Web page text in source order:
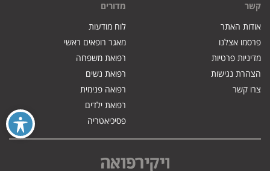
קשר
אודות האתר
פרסמו אצלנו
מדיניות פרטיות
הצהרת נגישות
צרו קשר
מדורים
לוח מודעות
מאגר רופאים ראשי
רפואת משפחה
רפואת נשים
רפואה פנימית
רפואת ילדים
פסיכיאטריה